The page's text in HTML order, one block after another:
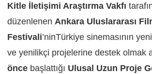
Kitle İletişimi Araştırma Vakfı
düzenlenen Ankara Uluslararası
Festivali’ninTürkiye sinemasının
ve yenilikçi projelerine destek olmak
önce başlattığı Ulusal Uzun Proje